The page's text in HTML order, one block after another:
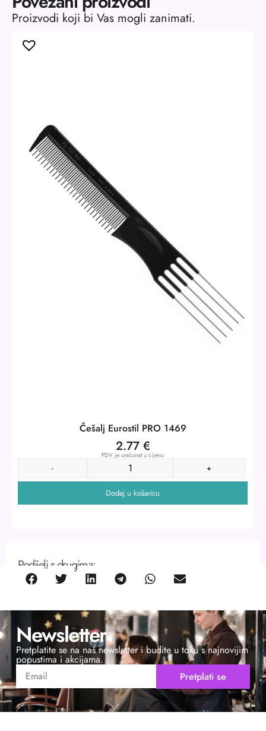
Proizvodi koji bi Vas mogli zanimati.
Češalj Eurostil PRO 1469
2.77 €
PDV je uračunat u cijenu
- +
Dodaj u košaricu
Podijeli s drugima:
Newsletter
Pretplatite se na naš newsletter i budite u toku s najnovijim
popustima i akcijama.
Pretplati se